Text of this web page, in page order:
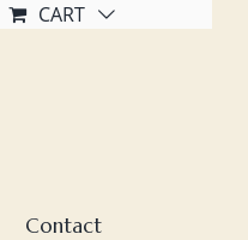
CART
Contact